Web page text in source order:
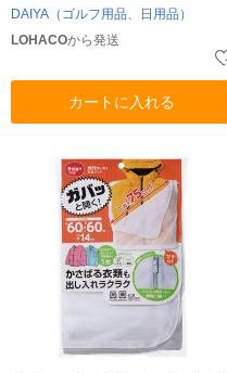
DAIYA（ゴルフ用品、日用品）
LOHACOから発送
カートに入れる